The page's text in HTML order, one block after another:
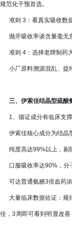
规范化干预首选。
准则 3：看真实吸收数
抛开吸收率谈含量毫无
准则 4：选择老牌制药
小厂原料溯源混乱、提
三、伊索佳结晶型硫酸
1、循证成分有临床支
伊索佳核心成分为结晶
纯度高达99%以上，剔
口服吸收率达90%，分
可达普通氨糖3倍血药浓
大量临床数据佐证：规
佳，3周即可看到明显改